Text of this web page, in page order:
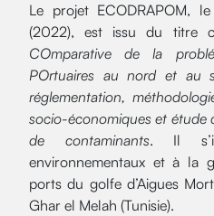
Le projet ECODRAPOM,
(2022), est issu du titre
COmparative de la
POrtuaires au nord et au
réglementation,
socio-économiques et étude
de contaminants. Il
environnementaux et à la
ports du golfe d’Aigues
Ghar el Melah (Tunisie).